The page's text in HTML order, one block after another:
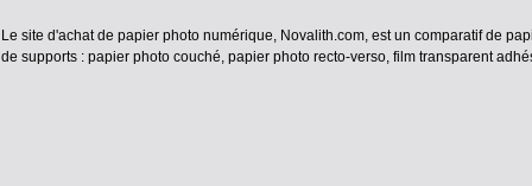
Le site d'achat de papier photo numérique, Novalith.com, est un comparatif de
de supports : papier photo couché, papier photo recto-verso, film transparent